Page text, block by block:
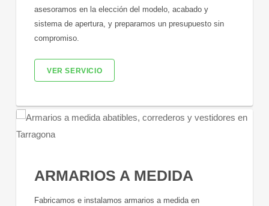
asesoramos en la elección del modelo, acabado y
sistema de apertura, y preparamos un presupuesto sin
compromiso.
VER SERVICIO
ARMARIOS A MEDIDA
Fabricamos e instalamos armarios a medida en